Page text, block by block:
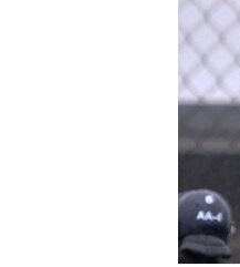
TRI DECENIJE OD RATA U BIH